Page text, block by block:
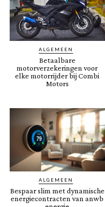
ALGEMEEN
Betaalbare
motorverzekeringen voor
elke motorrijder bij Combi
Motors
ALGEMEEN
Bespaar slim met dynamische
energiecontracten van anwb